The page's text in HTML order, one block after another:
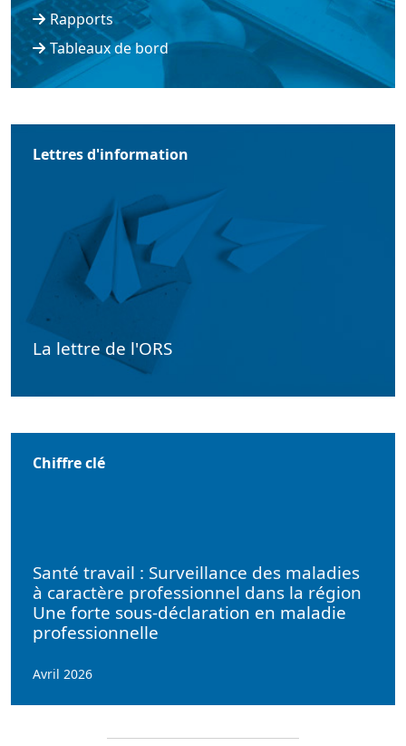
Rapports
Tableaux de bord
Lettres d'information
La lettre de l'ORS
Chiffre clé
Santé travail : Surveillance des maladies
à caractère professionnel dans la région
Une forte sous-déclaration en maladie
professionnelle
Avril 2026